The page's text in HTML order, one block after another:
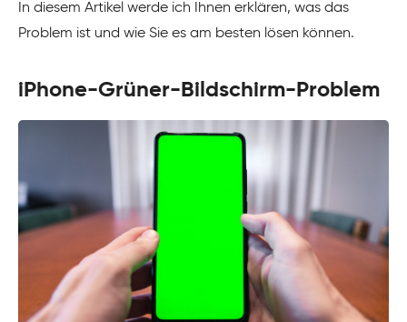
In diesem Artikel werde ich Ihnen erklären, was das
Problem ist und wie Sie es am besten lösen können.
iPhone-Grüner-Bildschirm-Problem